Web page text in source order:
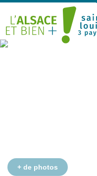
+ de photos